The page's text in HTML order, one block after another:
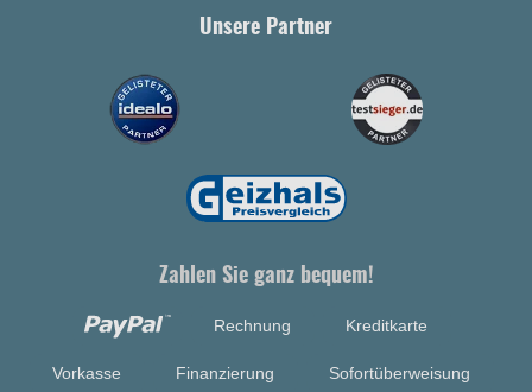
Unsere Partner
Zahlen Sie ganz bequem!
Rechnung Kreditkarte
Vorkasse Finanzierung Sofortüberweisung